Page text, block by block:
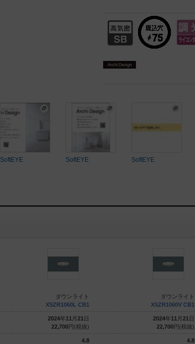
SoftEYE SoftEYE SoftEYE
ダウンライト
XSZR1060L CB1
2024年11 月 21 日
22,700円(税抜)
4.8
ダウンライト
XSZR1060V CB1
2024年11 月 21 日
22,700円(税抜)
4.8